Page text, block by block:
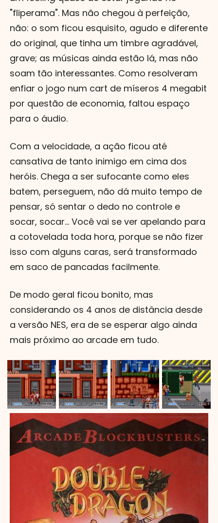
"fliperama". Mas não chegou à perfeição,
não: o som ficou esquisito, agudo e diferente
do original, que tinha um timbre agradável,
grave; as músicas ainda estão lá, mas não
soam tão interessantes. Como resolveram
enfiar o jogo num cart de míseros 4 megabit
por questão de economia, faltou espaço
para o áudio.
Com a velocidade, a ação ficou até
cansativa de tanto inimigo em cima dos
heróis. Chega a ser sufocante como eles
batem, perseguem, não dá muito tempo de
pensar, só sentar o dedo no controle e
socar, socar... Você vai se ver apelando para
a cotovelada toda hora, porque se não fizer
isso com alguns caras, será transformado
em saco de pancadas facilmente.
De modo geral ficou bonito, mas
considerando os 4 anos de distância desde
a versão NES, era de se esperar algo ainda
mais próximo ao arcade em tudo.